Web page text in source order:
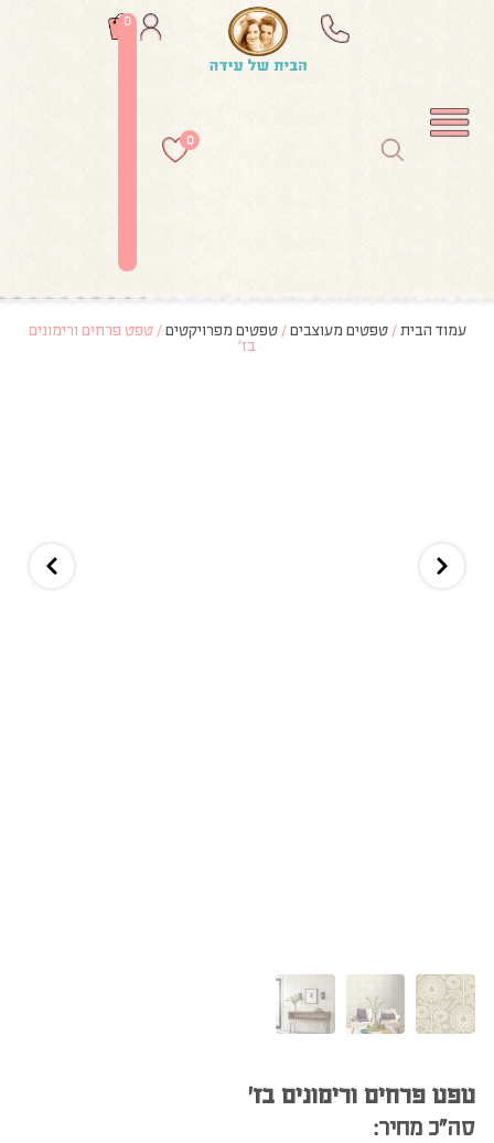
0
0
עמוד הבית/טפטים מעוצבים/טפטים מפרויקטים/ טפט פרחים ורימונים
בז’
טפט פרחים ורימונים בז’
סה”כ מחיר: